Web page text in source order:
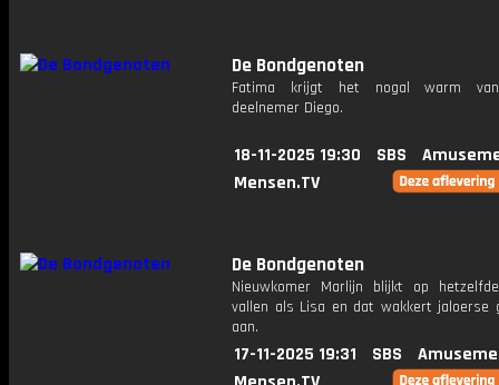
De Bondgenoten
Fatima krijgt het nogal warm
deelnemer Diego.
18-11-2025 19:30 SBS
Mensen.TV
De Bondgenoten
Nieuwkomer Marlijn blijkt op
vallen als Lisa en dat wakkert jaloerse
aan.
17-11-2025 19:31 SBS